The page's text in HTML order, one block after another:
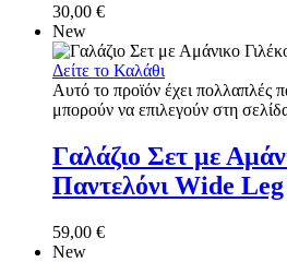
30,00 €
New
Δείτε το Καλάθι
Αυτό το προϊόν έχει πολλαπλές
μπορούν να επιλεγούν στη
Γαλάζιο Σετ με
Παντελόνι Wide Leg
59,00 €
New